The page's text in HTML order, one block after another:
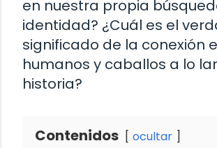
en nuestra propia
identidad? ¿Cuál es el
significado de la conexión
humanos y caballos a lo
historia?
Contenidos ocultar